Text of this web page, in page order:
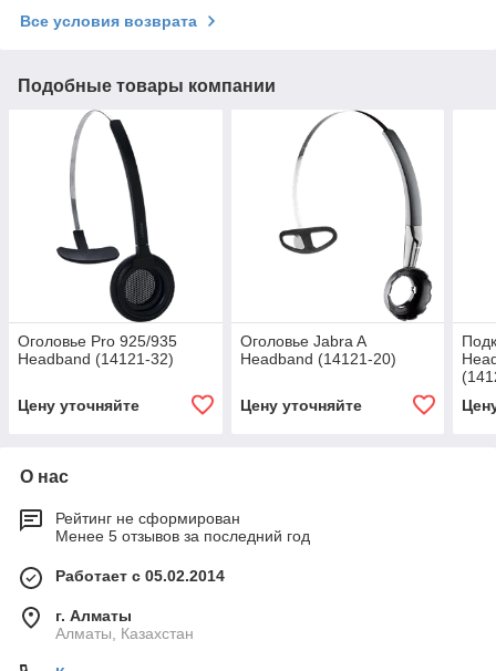
Все условия возврата
Подобные товары компании
Оголовье Pro 925/935
Headband (14121-32)
Цену уточняйте
Оголовье Jabra A
Headband (14121-20)
Цену уточняйте
О нас
Рейтинг не сформирован
Менее 5 отзывов за последний год
Работает с 05.02.2014
г. Алматы
Алматы, Казахстан